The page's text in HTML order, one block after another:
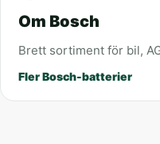
Om Bosch
Brett sortiment för bil,
Fler Bosch-batterier